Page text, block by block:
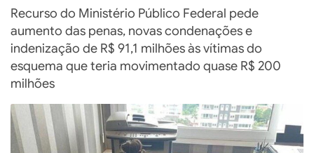
Recurso do Ministério Público Federal pede
aumento das penas, novas condenações e
indenização de R$ 91,1 milhões às vítimas do
esquema que teria movimentado quase R$ 200
milhões